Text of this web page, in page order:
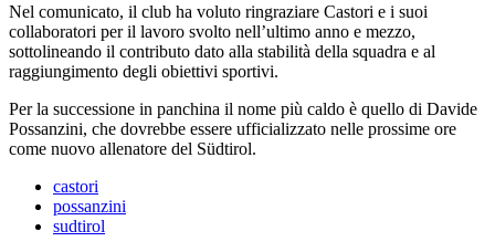
Nel comunicato, il club ha voluto ringraziare Castori e i suoi
collaboratori per il lavoro svolto nell’ultimo anno e mezzo,
sottolineando il contributo dato alla stabilità della squadra e al
raggiungimento degli obiettivi sportivi.
Per la successione in panchina il nome più caldo è quello di Davide
Possanzini, che dovrebbe essere ufficializzato nelle prossime ore
come nuovo allenatore del Südtirol.
castori
possanzini
sudtirol